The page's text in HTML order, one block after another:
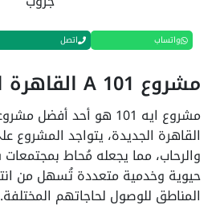
واتساب اتصل
مشروع A 101 القاهرة
مشروع ايه 101 هو أحد
القاهرة الجديدة، يتواجد المشروع
والرحاب، مما يجعله مُحاط
حيوية وخدمية متعددة تُسهل من
المناطق للوصول لحاجاتهم المختلفة.